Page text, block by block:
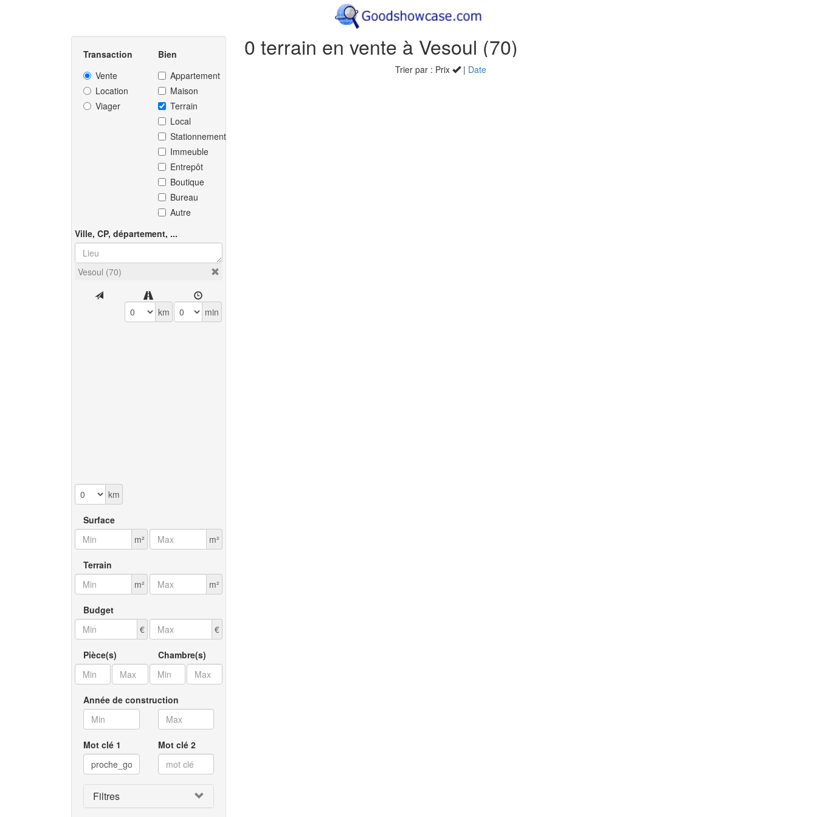
Transaction
Vente
Location
Viager
Bien
Appartement
Maison
Terrain
Local
Stationnement
Immeuble
Entrepôt
Boutique
Bureau
Autre
Ville, CP, département, ...
Vesoul (70)
km
km min
Surface
m²
m²
Terrain
m²
m²
Budget
€
€
Pièce(s) Chambre(s)
Année de construction
Mot clé 1 Mot clé 2
Filtres
0 terrain en vente à Vesoul (70)
Trier par : Prix | Date